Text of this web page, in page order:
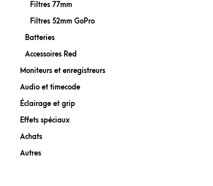
Filtres 77mm
Filtres 52mm GoPro
Batteries
Accessoires Red
Moniteurs et enregistreurs
Audio et timecode
Éclairage et grip
Effets spéciaux
Achats
Autres